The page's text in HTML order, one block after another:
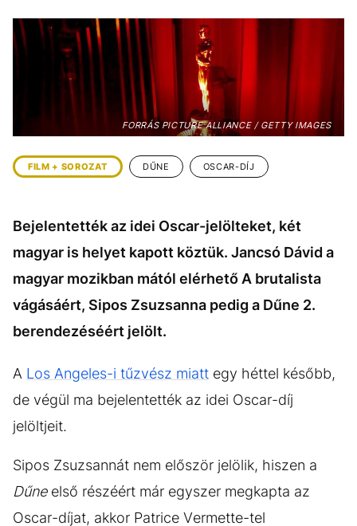
ÉLETMÓD DESIGN
BESZÉLGETÉSEK ARCOK
TÖRTÉNETEK
GASZTRO
FORRÁS PICTURE ALLIANCE / GETTY IMAGES
FILM + SOROZAT DŰNE OSCAR-DÍJ
Bejelentették az idei Oscar-jelölteket, két
magyar is helyet kapott köztük. Jancsó Dávid a
magyar mozikban mától elérhető A brutalista
vágásáért, Sipos Zsuzsanna pedig a Dűne 2.
berendezéséért jelölt.
A Los Angeles-i tűzvész miatt egy héttel később,
de végül ma bejelentették az idei Oscar-díj
jelöltjeit.
Sipos Zsuzsannát nem először jelölik, hiszen a
Dűneelső részéért már egyszer megkapta az
Oscar-díjat, akkor Patrice Vermette-tel